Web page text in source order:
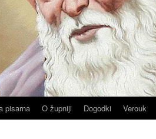
pisarna O župniji Dogodki Verouk